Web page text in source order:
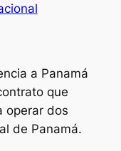
a Panamá
que
operar dos
de Panamá.